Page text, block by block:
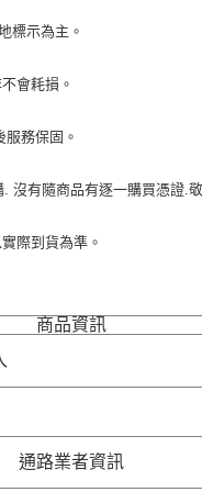
標示為主。
會耗損。
服務保固。
沒有隨商品有逐一購買憑證.
際到貨為準。
商品資訊
通路業者資訊